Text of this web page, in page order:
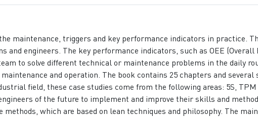
maintenance, triggers and key performance indicators in practice.
and engineers. The key performance indicators, such as OEE
to solve different technical or maintenance problems in the daily
and operation. The book contains 25 chapters and
field, these case studies come from the following areas: 5S, TPM
of the future to implement and improve their skills and
which are based on lean techniques and philosophy. The